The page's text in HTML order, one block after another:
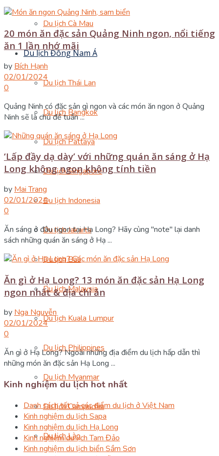
Du lịch Cà Mau
Du lịch Đông Nam Á
Du lịch Thái Lan
Du lịch Bangkok
Du lịch Pattaya
Du lịch Singapore
Du lịch Indonesia
Du lịch Jakarta
Du lịch Bali
Du lịch Malaysia
Du lịch Kuala Lumpur
Du lịch Philippines
Du lịch Myanmar
Du lịch Campuchia
Du lịch Lào
20 món ăn đặc sản Quảng Ninh ngon, nổi tiếng
ăn 1 lần nhớ mãi
by Bích Hạnh
02/01/2024
0
Quảng Ninh có đặc sản gì ngon và các món ăn ngon ở Quảng
Ninh sẽ là chủ đề tuần ...
‘Lấp đầy dạ dày’ với những quán ăn sáng ở Hạ
Long không ngon không tính tiền
by Mai Trang
02/01/2024
0
Ăn sáng ở đâu ngon tại Hạ Long? Hãy cùng "note" lại danh
sách những quán ăn sáng ở Hạ ...
Ăn gì ở Hạ Long? 13 món ăn đặc sản Hạ Long
ngon nhất & địa chỉ ăn
by Nga Nguyễn
02/01/2024
0
Ăn gì ở Hạ Long? Ngoài những địa điểm du lịch hấp dẫn thì
những món ăn đặc sản Hạ Long ...
Kinh nghiệm du lịch hot nhất
Danh sách tất cả các điểm du lịch ở Việt Nam
Kinh nghiệm du lịch Sapa
Kinh nghiệm du lịch Hạ Long
Kinh nghiệm du lịch Tam Đảo
Kinh nghiệm du lịch biển Sầm Sơn